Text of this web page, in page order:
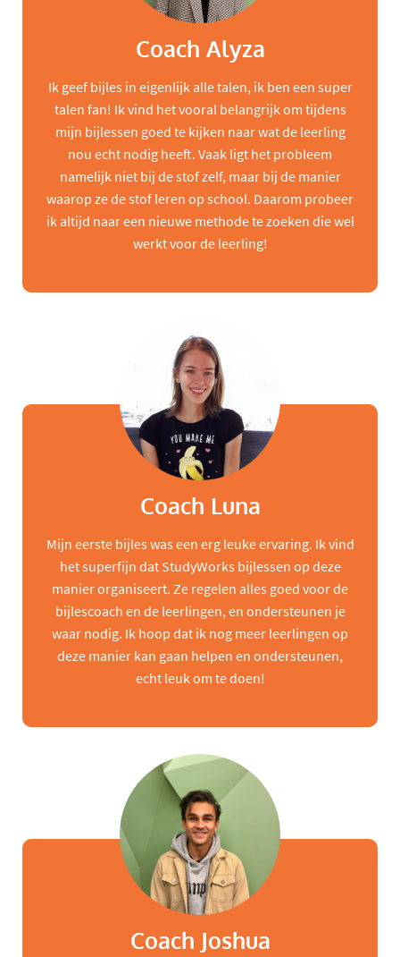
Coach Alyza
Ik geef bijles in eigenlijk alle talen, ik ben een super
talen fan! Ik vind het vooral belangrijk om tijdens
mijn bijlessen goed te kijken naar wat de leerling
nou echt nodig heeft. Vaak ligt het probleem
namelijk niet bij de stof zelf, maar bij de manier
waarop ze de stof leren op school. Daarom probeer
ik altijd naar een nieuwe methode te zoeken die wel
werkt voor de leerling!
Coach Luna
Mijn eerste bijles was een erg leuke ervaring. Ik vind
het superfijn dat StudyWorks bijlessen op deze
manier organiseert. Ze regelen alles goed voor de
bijlescoach en de leerlingen, en ondersteunen je
waar nodig. Ik hoop dat ik nog meer leerlingen op
deze manier kan gaan helpen en ondersteunen,
echt leuk om te doen!
Coach Joshua